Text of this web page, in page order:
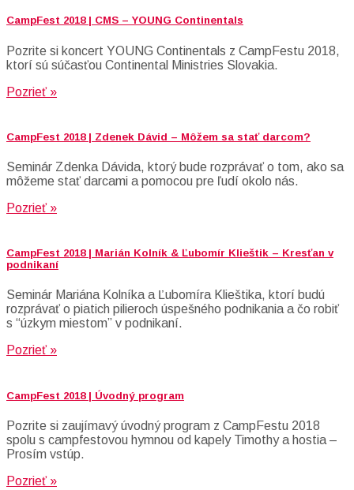
CampFest 2018 | CMS – YOUNG Continentals
Pozrite si koncert YOUNG Continentals z CampFestu 2018,
ktorí sú súčasťou Continental Ministries Slovakia.
Pozrieť »
CampFest 2018 | Zdenek Dávid – Môžem sa stať darcom?
Seminár Zdenka Dávida, ktorý bude rozprávať o tom, ako sa
môžeme stať darcami a pomocou pre ľudí okolo nás.
Pozrieť »
CampFest 2018 | Marián Kolník & Ľubomír Klieštik – Kresťan v
podnikaní
Seminár Mariána Kolníka a Ľubomíra Klieštika, ktorí budú
rozprávať o piatich pilieroch úspešného podnikania a čo robiť
s “úzkym miestom” v podnikaní.
Pozrieť »
CampFest 2018 | Úvodný program
Pozrite si zaujímavý úvodný program z CampFestu 2018
spolu s campfestovou hymnou od kapely Timothy a hostia –
Prosím vstúp.
Pozrieť »